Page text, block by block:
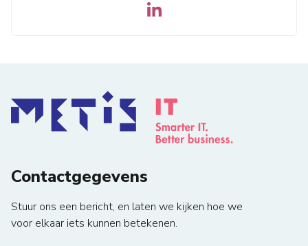
Contactgegevens
Stuur ons een bericht, en laten we kijken hoe we
voor elkaar iets kunnen betekenen.